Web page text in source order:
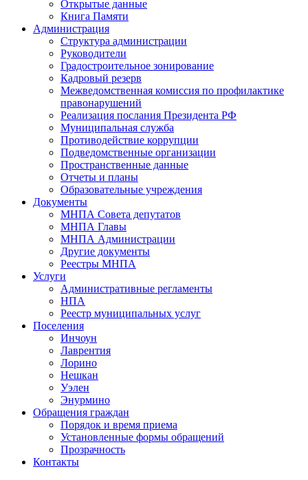
Открытые данные
Книга Памяти
Администрация
Структура администрации
Руководители
Градостроительное зонирование
Кадровый резерв
Межведомственная комиссия по профилактике
правонарушений
Реализация послания Президента РФ
Муниципальная служба
Противодействие коррупции
Подведомственные организации
Пространственные данные
Отчеты и планы
Образовательные учреждения
Документы
МНПА Совета депутатов
МНПА Главы
МНПА Администрации
Другие документы
Реестры МНПА
Услуги
Административные регламенты
НПА
Реестр муниципальных услуг
Поселения
Инчоун
Лаврентия
Лорино
Нешкан
Уэлен
Энурмино
Обращения граждан
Порядок и время приема
Установленные формы обращений
Прозрачность
Контакты